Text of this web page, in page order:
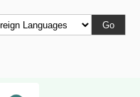
Go